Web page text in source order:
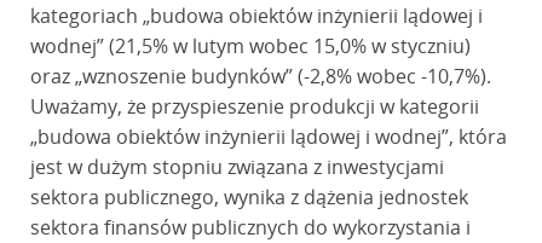
kategoriach „budowa obiektów inżynierii lądowej i
wodnej” (21,5% w lutym wobec 15,0% w styczniu)
oraz „wznoszenie budynków” (-2,8% wobec -10,7%).
Uważamy, że przyspieszenie produkcji w kategorii
„budowa obiektów inżynierii lądowej i wodnej”, która
jest w dużym stopniu związana z inwestycjami
sektora publicznego, wynika z dążenia jednostek
sektora finansów publicznych do wykorzystania i